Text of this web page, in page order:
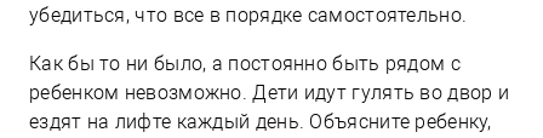
убедиться, что все в порядке самостоятельно.
Как бы то ни было, а постоянно быть рядом с
ребенком невозможно. Дети идут гулять во двор и
ездят на лифте каждый день. Объясните ребенку,